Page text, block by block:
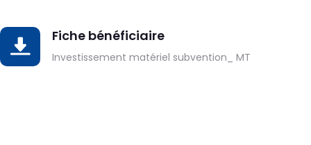
DOWNLOADFiche bénéficiaire
Investissement matériel subvention_ MT